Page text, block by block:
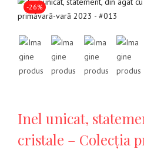
-26%
Inel unicat,
cristale – Colecția